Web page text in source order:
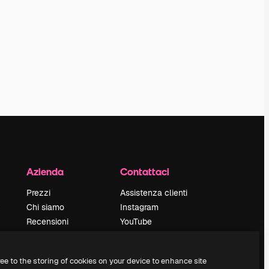
Azienda
Prezzi
Chi siamo
Recensioni
Blog
Contattaci
Assistenza clienti
Instagram
YouTube
Discord
to the storing of cookies on your device to enhance site